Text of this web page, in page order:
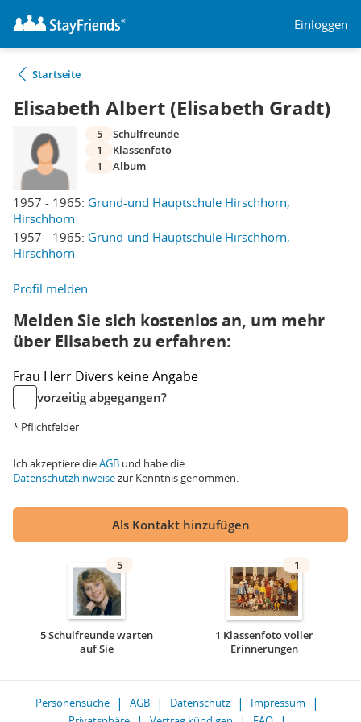
Einloggen
Startseite
Elisabeth Albert (Elisabeth Gradt)
1957 - 1965: Grund-und Hauptschule Hirschhorn,
Hirschhorn
1957 - 1965: Grund-und Hauptschule Hirschhorn,
Hirschhorn
5
Schulfreunde
1
Klassenfoto
1
Album
Profil melden
Melden Sie sich kostenlos an, um mehr
über Elisabeth zu erfahren:
Frau Herr Divers keine Angabe
vorzeitig abgegangen?
* Pflichtfelder
Ich akzeptiere dieAGB und habe die
Datenschutzhinweisezur Kenntnis genommen.
Als Kontakt hinzufügen
5
5 Schulfreunde warten
auf Sie
1
1 Klassenfoto voller
Erinnerungen
Personensuche AGB Datenschutz
Impressum